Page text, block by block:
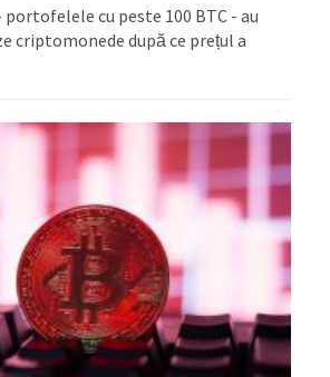
cu peste 100 BTC - au
criptomonede după ce prețul a